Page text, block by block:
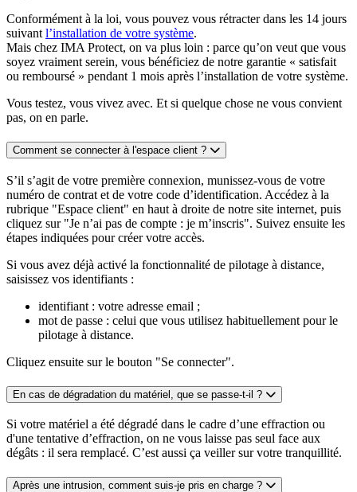
Conformément à la loi, vous pouvez vous rétracter dans les 14 jours
suivantl’installation de votre système.
Mais chez IMA Protect, on va plus loin : parce qu’on veut que vous
soyez vraiment serein, vous bénéficiez de notre garantie « satisfait
ou remboursé » pendant 1 mois après l’installation de votre système.
Vous testez, vous vivez avec. Et si quelque chose ne vous convient
pas, on en parle.
Comment se connecter à l'espace client ?
S’il s’agit de votre première connexion, munissez-vous de votre
numéro de contrat et de votre code d’identification. Accédez à la
rubrique "Espace client" en haut à droite de notre site internet, puis
cliquez sur "Je n’ai pas de compte : je m’inscris". Suivez ensuite les
étapes indiquées pour créer votre accès.
Si vous avez déjà activé la fonctionnalité de pilotage à distance,
saisissez vos identifiants :
identifiant : votre adresse email ;
mot de passe : celui que vous utilisez habituellement pour le
pilotage à distance.
Cliquez ensuite sur le bouton "Se connecter".
En cas de dégradation du matériel, que se passe-t-il ?
Si votre matériel a été dégradé dans le cadre d’une effraction ou
d'une tentative d’effraction, on ne vous laisse pas seul face aux
dégâts : il sera remplacé. C’est aussi ça veiller sur votre tranquillité.
Après une intrusion, comment suis-je pris en charge ?